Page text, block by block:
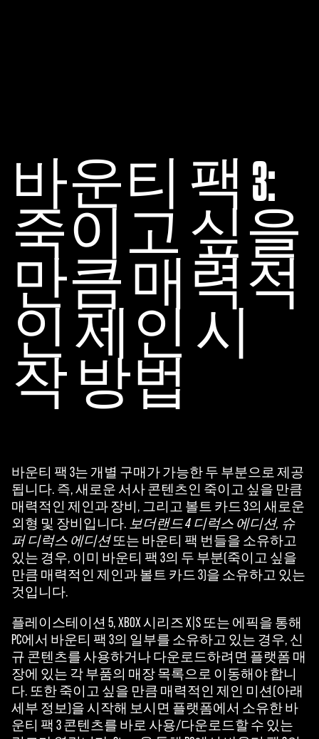
c
e
p
t
&
P
l
a
y
을
클
릭
하
면
YouT
ube
의
인
정
보
보
호
정
책
바운티 팩 3:
죽이고 싶을
만큼 매력적
인 제인 시
작 방법
바운티 팩 3는 개별 구매가 가능한 두 부분으로 제공
됩니다. 즉, 새로운 서사 콘텐츠인 죽이고 싶을 만큼
매력적인 제인과 장비, 그리고 볼트 카드 3의 새로운
외형 및 장비입니다. 보더랜드 4 디럭스 에디션, 슈
퍼 디럭스 에디션또는 바운티 팩 번들을 소유하고
있는 경우, 이미 바운티 팩 3의 두 부분(죽이고 싶을
만큼 매력적인 제인과 볼트 카드 3)을 소유하고 있는
것입니다.
플레이스테이션 5, XBOX 시리즈 X|S 또는 에픽을 통해
PC에서 바운티 팩 3의 일부를 소유하고 있는 경우, 신
규 콘텐츠를 사용하거나 다운로드하려면 플랫폼 매
장에 있는 각 부품의 매장 목록으로 이동해야 합니
다. 또한 죽이고 싶을 만큼 매력적인 제인 미션(아래
세부 정보)을 시작해 보시면 플랫폼에서 소유한 바
운티 팩 3 콘텐츠를 바로 사용/다운로드할 수 있는